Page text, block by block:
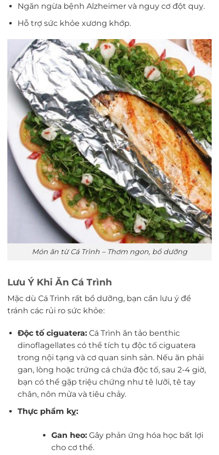
Ngăn ngừa bệnh Alzheimer và nguy cơ đột quỵ.
Hỗ trợ sức khỏe xương khớp.
Món ăn từ Cá Trình – Thơm ngon, bổ dưỡng
Lưu Ý Khi Ăn Cá Trình
Mặc dù Cá Trình rất bổ dưỡng, bạn cần lưu ý để
tránh các rủi ro sức khỏe:
Độc tố ciguatera:Cá Trình ăn tảo benthic
dinoflagellates có thể tích tụ độc tố ciguatera
trong nội tạng và cơ quan sinh sản. Nếu ăn phải
gan, lòng hoặc trứng cá chứa độc tố, sau 2-4 giờ,
bạn có thể gặp triệu chứng như tê lưỡi, tê tay
chân, nôn mửa và tiêu chảy.
Thực phẩm kỵ:
Gan heo:Gây phản ứng hóa học bất lợi
cho cơ thể.